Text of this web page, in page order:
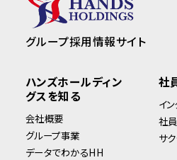
グループ採用情報サイト
ハンズホールディン
グスを知る
会社概要
グループ事業
データでわかるHH
社
イ
社
サ